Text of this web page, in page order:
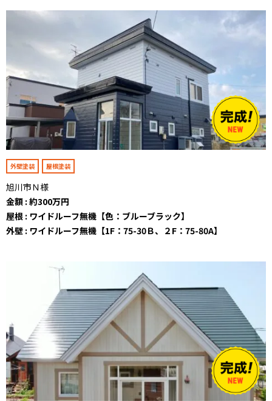
外壁塗装 屋根塗装
旭川市Ｎ様
金額 : 約300万円
屋根 : ワイドルーフ無機【色：ブルーブラック】
外壁 : ワイドルーフ無機【1F：75-30Ｂ、２F：75-80A】